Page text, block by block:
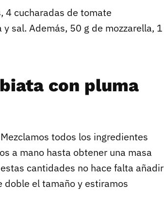
4 cucharadas de tomate
sal. Además, 50 g de mozzarella, 1
con pluma
todos los ingredientes
a mano hasta obtener una masa
cantidades no hace falta añadir
doble el tamaño y estiramos